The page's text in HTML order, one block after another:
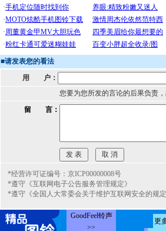
■请发表您的看法
用 户：
您要为您所发的言论的后果负责
留 言：
*经营许可证编号：京ICP00000008号
*遵守《互联网电子公告服务管理规定》
*遵守《全国人大常委会关于维护互联网安全的规定